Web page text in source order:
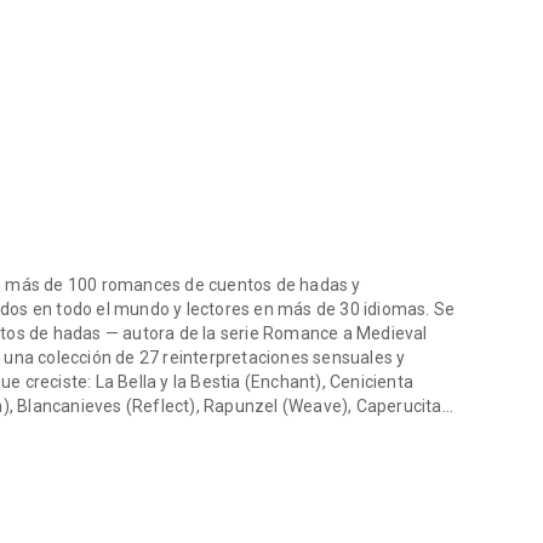
de 100 romances de cuentos de hadas y
en todo el mundo y lectores en más de 30 idiomas. Se
de hadas — autora de la serie Romance a Medieval
colección de 27 reinterpretaciones sensuales y
creciste: La Bella y la Bestia (Enchant), Cenicienta
Blancanieves (Reflect), Rapunzel (Weave), Caperucita
hadas no son lo tuyo, hay mucho más en la estantería.